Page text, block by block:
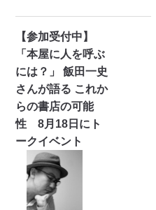
【参加受付中】
「本屋に人を呼ぶ
には？」 飯田一史
さんが語る これか
らの書店の可能
性 8月18日にト
ークイベント